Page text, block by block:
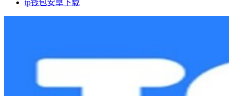
tp钱包安卓下载